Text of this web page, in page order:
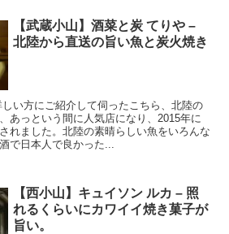
【武蔵小山】酒菜と炭 てりや –
北陸から直送の旨い魚と炭火焼き
い方にご紹介して伺ったこちら、北陸の
あっという間に人気店になり、2015年に
れました。北陸の素晴らしい魚をいろんな
で日本人で良かった...
【西小山】キュイソン ルカ – 照
れるくらいにカワイイ焼き菓子が
旨い。